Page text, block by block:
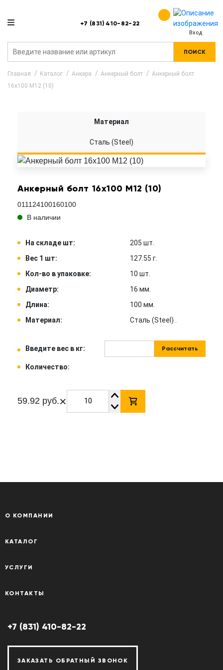
+7 (831) 410-82-22
Вход
ПОИСК
Главная Каталог Анкера Анкерный болт
Анкерный болт
16x100 M12 (10)
Анкерный болт 16x100 M12 (10)
011124100160100
В наличии
На складе шт:
205 шт.
Вес 1 шт:
127.55 г.
Кол-во в упаковке:
10 шт.
Диаметр:
16 мм.
Длина:
100 мм.
Материал:
Сталь (Steel) .
Введите вес в кг: Рассчитать
Количество:
59.92 руб.×
Материал
Сталь (Steel)
О КОМПАНИИ
КАТАЛОГ
УСЛУГИ
КОНТАКТЫ
+7 (831) 410-82-22
ЗАКАЗАТЬ ОБРАТНЫЙ ЗВОНОК